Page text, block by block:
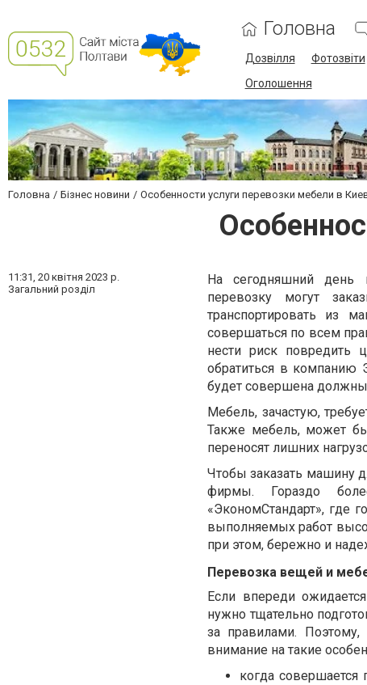
Головна
Дозвілля Фотозвіти
Оголошення
Головна Бізнес новини Особенности услуги перевозки мебели в
11:31, 20 квітня 2023 р.
Загальний розділ
На сегодняшний день
перевозку могут
транспортировать из
совершаться по всем
нести риск повредить
обратиться в компанию
будет совершена
Мебель, зачастую,
Также мебель, может
переносят лишних
Чтобы заказать машину
фирмы. Гораздо
«ЭкономСтандарт», где
выполняемых работ
при этом, бережно и
Перевозка вещей и
Если впереди
нужно тщательно
за правилами.
внимание на такие
когда совершается